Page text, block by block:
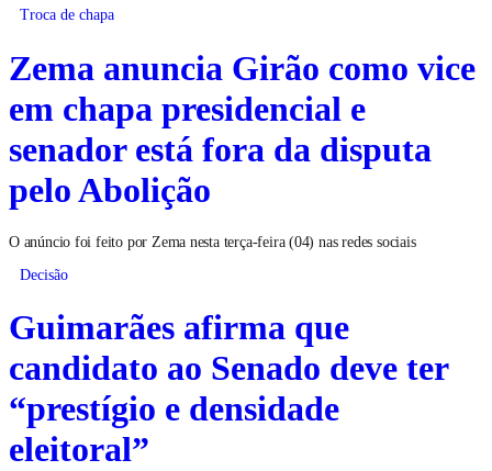
Troca de chapa
Zema anuncia Girão como vice
em chapa presidencial e
senador está fora da disputa
pelo Abolição
O anúncio foi feito por Zema nesta terça-feira (04) nas redes sociais
Decisão
Guimarães afirma que
candidato ao Senado deve ter
“prestígio e densidade
eleitoral”